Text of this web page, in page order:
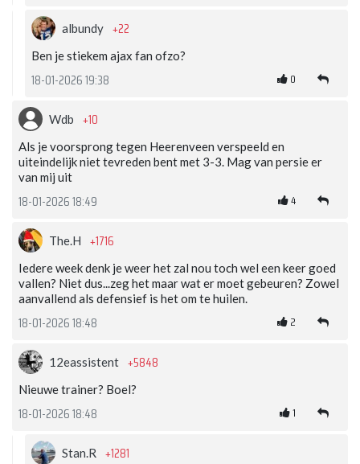
albundy +22
Ben je stiekem ajax fan ofzo?
18-01-2026 19:38 0
Wdb +10
Als je voorsprong tegen Heerenveen verspeeld en
uiteindelijk niet tevreden bent met 3-3. Mag van persie er
van mij uit
18-01-2026 18:49 4
The.H +1716
Iedere week denk je weer het zal nou toch wel een keer goed
vallen? Niet dus...zeg het maar wat er moet gebeuren? Zowel
aanvallend als defensief is het om te huilen.
18-01-2026 18:48 2
12eassistent +5848
Nieuwe trainer? Boel?
18-01-2026 18:48 1
Stan.R +1281